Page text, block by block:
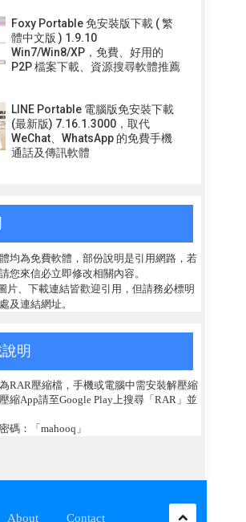
Foxy Portable 免安裝版下載 ( 繁
體中文版 ) 1.9.10
Win7/Win8/XP，免費、好用的
P2P 檔案下載、資源搜尋軟體推薦
LINE Portable 電腦版免安裝下載
(最新版) 7.16.1.3000，取代
WeChat、WhatsApp 的免費手機
通話及傳訊軟體
均為免費軟體，部份說明是引用網路，若
您來信必立即修改相關內容。
片、下載連結皆歡迎引用，但請務必標明
及連結網址。
明
RAR壓縮檔，手機或電腦中需安裝解壓縮
縮App請至Google Play上搜尋「RAR」並
碼：「mahooq」
About Contact